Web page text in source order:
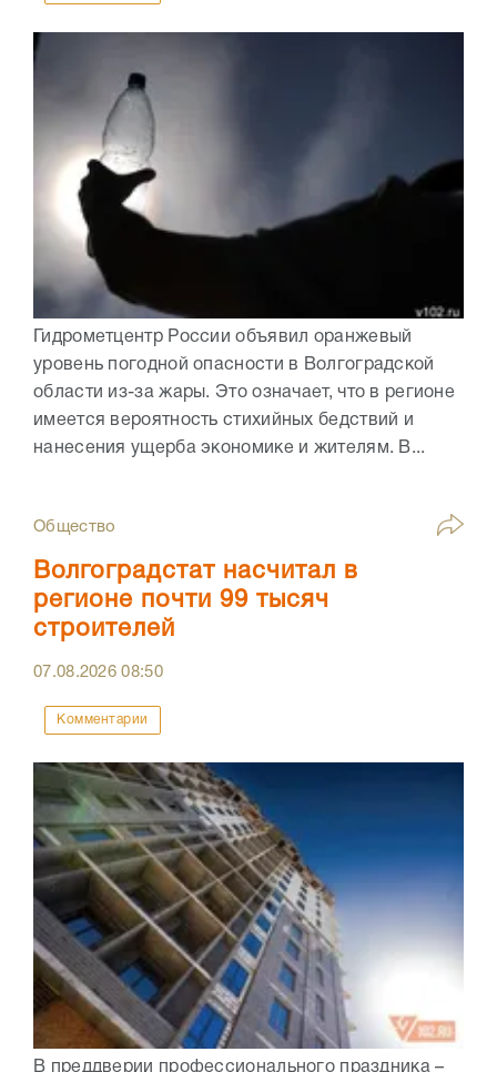
Гидрометцентр России объявил оранжевый
уровень погодной опасности в Волгоградской
области из-за жары. Это означает, что в регионе
имеется вероятность стихийных бедствий и
нанесения ущерба экономике и жителям. В...
Общество
Волгоградстат насчитал в
регионе почти 99 тысяч
строителей
07.08.202608:50
Комментарии
В преддверии профессионального праздника –